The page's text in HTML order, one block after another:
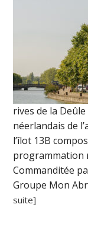
rives de la
néerlandais de
l’îlot 13B
programmation
Commanditée
Groupe Mon
suite]